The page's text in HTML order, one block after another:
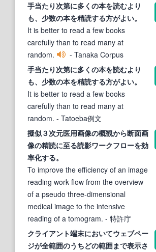
手当たり次第に多くの本を読むより
も、少数の本を精読する方がよい。
It is better to read a few books
carefully than to read many at
random.
- Tanaka Corpus
手当たり次第に多くの本を読むより
も、少数の本を精読する方がよい。
It is better to read a few books
carefully than to read many at
random. - Tatoeba例文
擬似３次元医用画像の概観から断面画
像の精読に至る読影ワークフローを効
率化する。
To improve the efficiency of an image
reading work flow from the overview
of a pseudo three-dimensional
medical image to the intensive
reading of a tomogram. - 特許庁
クライアント端末においてウェブペー
ジが全範囲のうちどの範囲まで表示さ